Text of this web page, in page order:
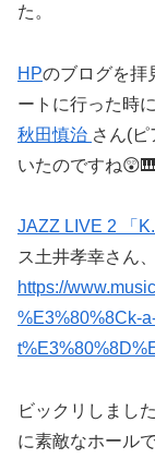
た。
HPのブログを拝
ートに行った時
秋田慎治 さん(
いたのですね😲🎹
JAZZ LIVE 2 「
ス土井孝幸さん
https://
%E3%80%8Ck-
ビックリしまし
に素敵なホールで